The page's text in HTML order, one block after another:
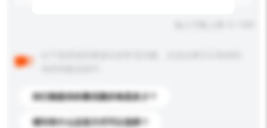
你们能提供的最优惠价格是多少？
请问有什么运送方式可以选择？